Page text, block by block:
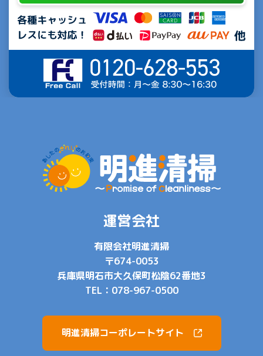
運営会社
有限会社明進清掃
〒674-0053
兵庫県明石市大久保町松陰62番地3
TEL： 078-967-0500
明進清掃コーポレートサイト